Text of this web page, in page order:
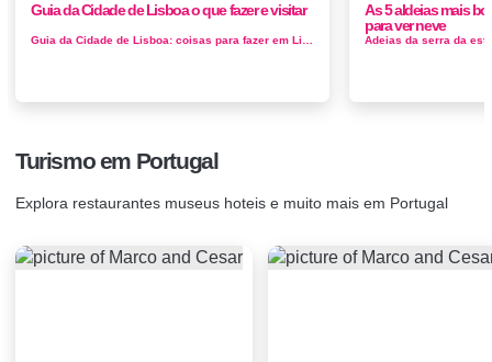
Guia da Cidade de Lisboa o que fazer e visitar
Guia da Cidade de Lisboa: coisas para fazer em Lisboa A capital de Portugal é uma cidade maravilhosa que está rapidamente se tornando u...
As 5 aldeias mais
para ver neve
Turismo em Portugal
Explora restaurantes museus hoteis e muito mais em Portugal